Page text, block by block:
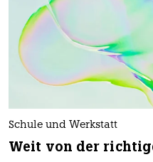
Schule und Werkstatt
Weit von der